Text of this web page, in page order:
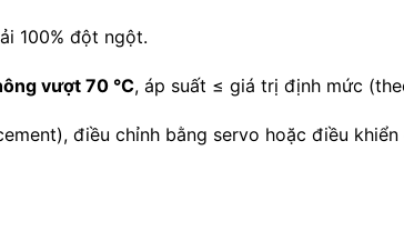
100% đột ngột.
vượt 70 °C, áp suất ≤ giá trị định mức
điều chỉnh bằng servo hoặc điều